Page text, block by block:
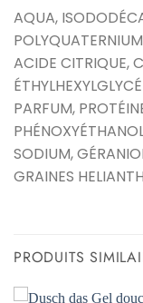
AQUA,
ACIDE CITRIQUE,
PARFUM,
SODIUM,
GRAINES
PRODUITS